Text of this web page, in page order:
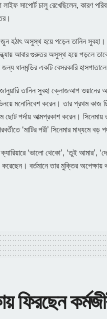
সাপোর্ট চালু রেখেছিলেন, কারণ
হঠাৎ অসুস্থ হয়ে পড়েন তানিন সুবহা।
আবার গুরুতর অসুস্থ হয়ে পড়লে
ধানমন্ডির একটি বেসরকারি
তানিন সুবহা ক্লোজআপ ওয়ানের
মনোনিবেশ করেন। তার প্রথম কাজ
ছোট পর্দায় আত্মপ্রকাশ করেন।
‘মাটির পরী’ সিনেমার মাধ্যমে
‘ভালো থেকো’, ‘তুই আমার’,
বর্তমানে তার মুক্তির অপেক্ষায়
ফিরছেন